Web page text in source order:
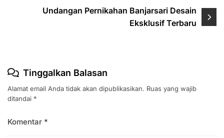
Undangan Pernikahan Banjarsari Desain
Eksklusif Terbaru
Tinggalkan Balasan
Alamat email Anda tidak akan dipublikasikan. Ruas yang wajib
ditandai *
Komentar *